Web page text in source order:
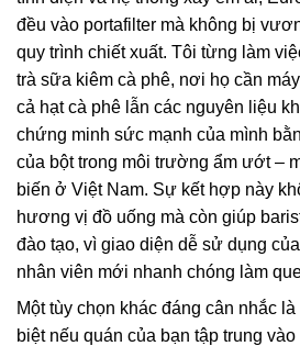
đều vào portafilter mà không bị
quy trình chiết xuất. Tôi từng làm
trà sữa kiêm cà phê, nơi họ cần
cả hạt cà phê lẫn các nguyên liệu
chứng minh sức mạnh của mình
của bột trong môi trường ẩm ướt –
biến ở Việt Nam. Sự kết hợp này
hương vị đồ uống mà còn giúp
đào tạo, vì giao diện dễ sử dụng
nhân viên mới nhanh chóng làm
Một tùy chọn khác đáng cân nhắc
biệt nếu quán của bạn tập trung